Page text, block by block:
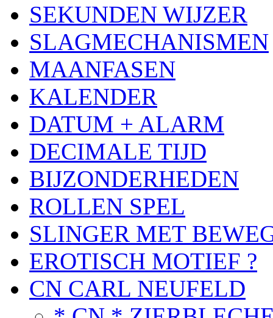
SEKUNDEN WIJZER
SLAGMECHANISMEN
MAANFASEN
KALENDER
DATUM + ALARM
DECIMALE TIJD
BIJZONDERHEDEN
ROLLEN SPEL
SLINGER MET
EROTISCH MOTIEF ?
CN CARL NEUFELD